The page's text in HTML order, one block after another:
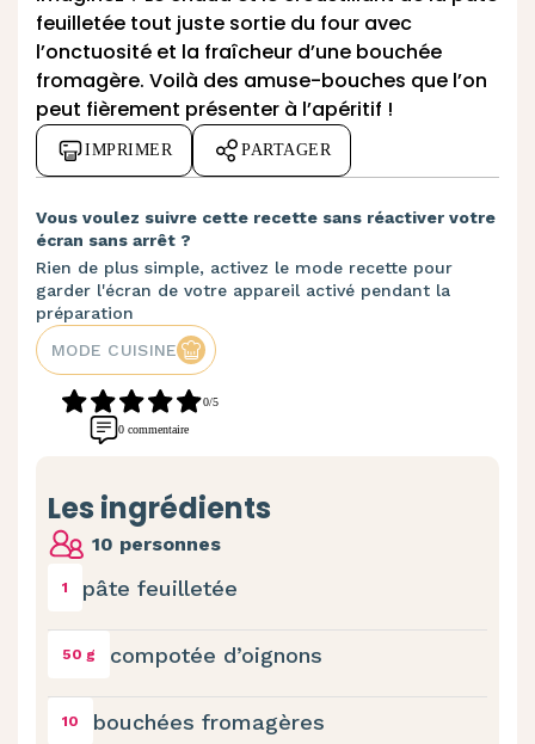
feuilletée tout juste sortie du four avec
l’onctuosité et la fraîcheur d’une bouchée
fromagère. Voilà des amuse-bouches que l’on
peut fièrement présenter à l’apéritif !
IMPRIMER PARTAGER
Vous voulez suivre cette recette sans réactiver votre
écran sans arrêt ?
Rien de plus simple, activez le mode recette pour
garder l'écran de votre appareil activé pendant la
préparation
MODE CUISINE
0/5
0 commentaire
Les ingrédients
10 personnes
1 pâte feuilletée
50 g compotée d’oignons
10 bouchées fromagères